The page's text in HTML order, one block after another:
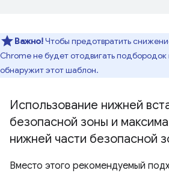
Важно!Чтобы предотвратить
Chrome не будет отодвигать подбородок
обнаружит этот шаблон.
Использование нижней
безопасной зоны и
нижней части безопасной
Вместо этого рекомендуемый